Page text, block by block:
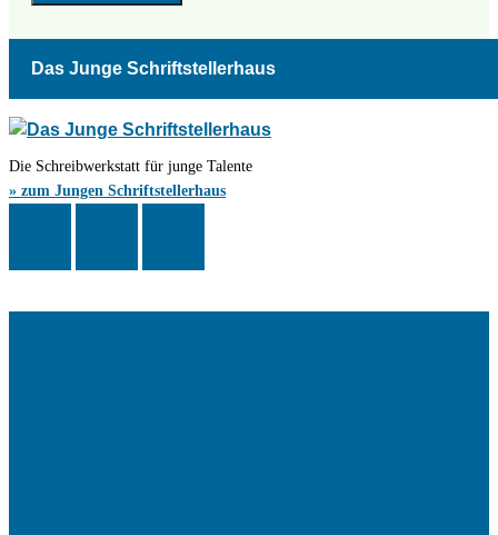
Das Junge Schriftstellerhaus
Die Schreibwerkstatt für junge Talente
» zum Jungen Schriftstellerhaus